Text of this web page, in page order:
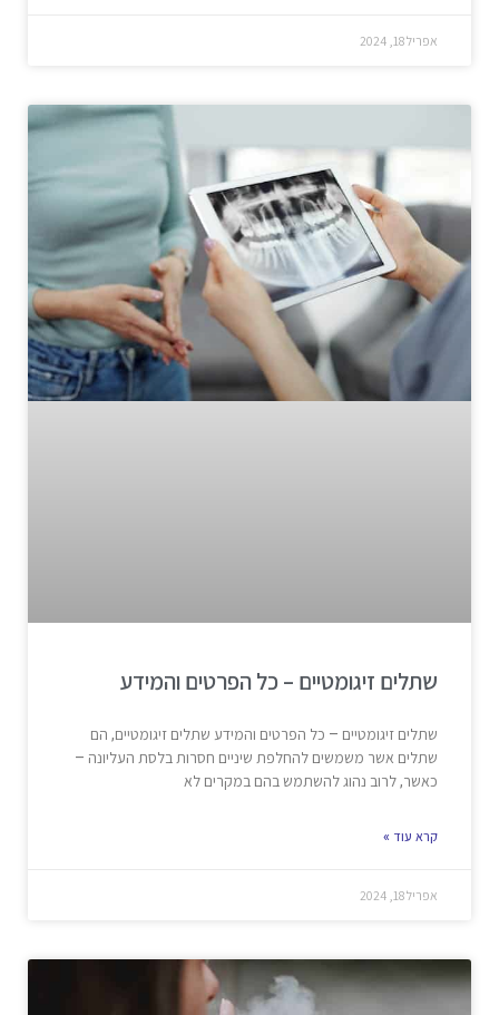
אפריל 18, 2024
שתלים זיגומטיים – כל הפרטים והמידע
שתלים זיגומטיים – כל הפרטים והמידע שתלים זיגומטיים, הם
שתלים אשר משמשים להחלפת שיניים חסרות בלסת העליונה –
כאשר, לרוב נהוג להשתמש בהם במקרים לא
קרא עוד »
אפריל 18, 2024